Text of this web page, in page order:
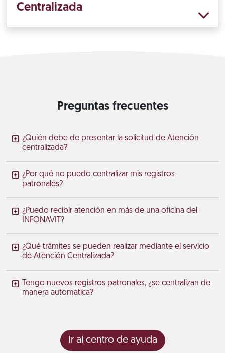
Centralizada
Preguntas frecuentes
¿Quién debe de presentar la solicitud de Atención
centralizada?
¿Por qué no puedo centralizar mis registros
patronales?
¿Puedo recibir atención en más de una oficina del
INFONAVIT?
¿Qué trámites se pueden realizar mediante el servicio
de Atención Centralizada?
Tengo nuevos registros patronales, ¿se centralizan de
manera automática?
Ir al centro de ayuda